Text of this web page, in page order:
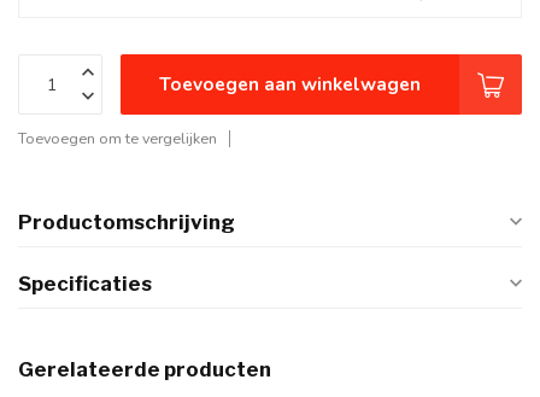
Toevoegen aan winkelwagen
Toevoegen om te vergelijken
Productomschrijving
Specificaties
Gerelateerde producten